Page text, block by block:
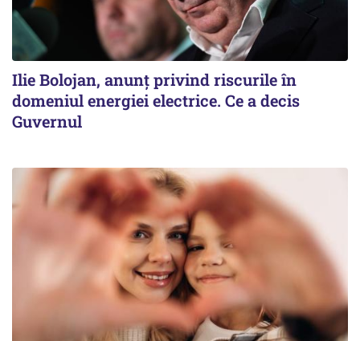
Ilie Bolojan, anunț privind riscurile în
domeniul energiei electrice. Ce a decis
Guvernul